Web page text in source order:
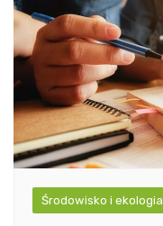
Środowisko i ekologia